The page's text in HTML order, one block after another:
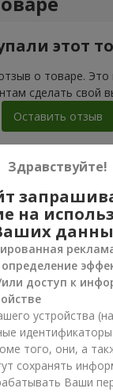
этот
о товаре.
сделать свой
Оставить отзыв
что
Здравствуйте!
на
доступ к
устройства
того, они, а
сохранять
Ваши